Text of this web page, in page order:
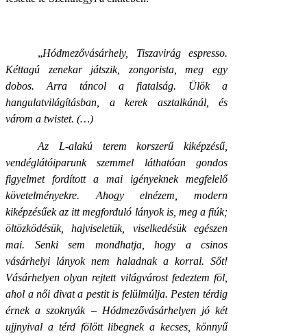
„Hódmezővásárhely, Tiszavirág espresso.
Kéttagú zenekar játszik, zongorista, meg egy
dobos. Arra táncol a fiatalság. Ülök a
hangulatvilágításban, a kerek asztalkánál, és
várom a twistet. (…)
Az L-alakú terem korszerű kiképzésű,
vendéglátóiparunk szemmel láthatóan gondos
figyelmet fordított a mai igényeknek megfelelő
követelményekre. Ahogy elnézem, modern
kiképzésűek az itt megforduló lányok is, meg a fiúk;
öltözködésük, hajviseletük, viselkedésük egészen
mai. Senki sem mondhatja, hogy a csinos
vásárhelyi lányok nem haladnak a korral. Sőt!
Vásárhelyen olyan rejtett világvárost fedeztem föl,
ahol a női divat a pestit is felülmúlja. Pesten térdig
érnek a szoknyák – Hódmezővásárhelyen jó két
ujjnyival a térd fölött libegnek a kecses, könnyű